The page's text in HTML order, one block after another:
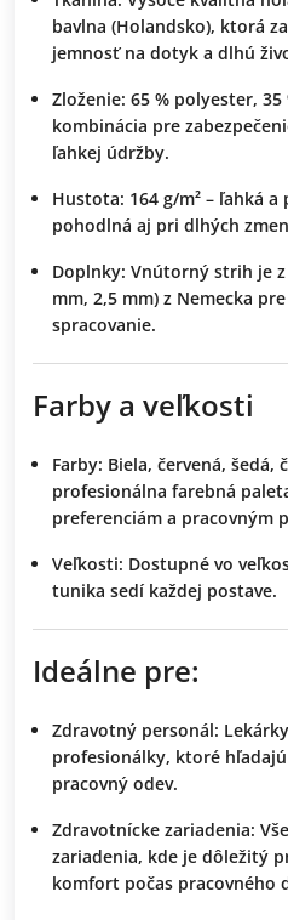
bavlna (Holandsko), ktorá
jemnosť na dotyk a dlhú
Zloženie: 65 % polyester, 35
kombinácia pre
ľahkej údržby.
Hustota: 164 g/m² – ľahká
pohodlná aj pri dlhých
Doplnky: Vnútorný strih je
mm, 2,5 mm) z Nemecka
spracovanie.
Farby a veľkosti
Farby: Biela, červená, šedá,
profesionálna farebná
preferenciám a pracovným
Veľkosti: Dostupné vo
tunika sedí každej postave.
Ideálne pre:
Zdravotný personál:
profesionálky, ktoré
pracovný odev.
Zdravotnícke zariadenia:
zariadenia, kde je dôležitý
komfort počas pracovného